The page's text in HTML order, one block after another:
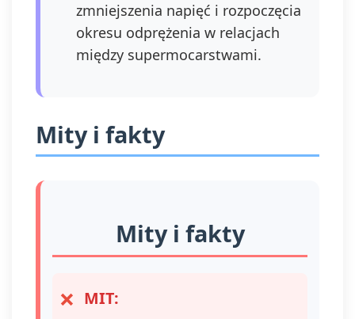
zmniejszenia napięć i rozpoczęcia
okresu odprężenia w relacjach
między supermocarstwami.
Mity i fakty
Mity i fakty
MIT: